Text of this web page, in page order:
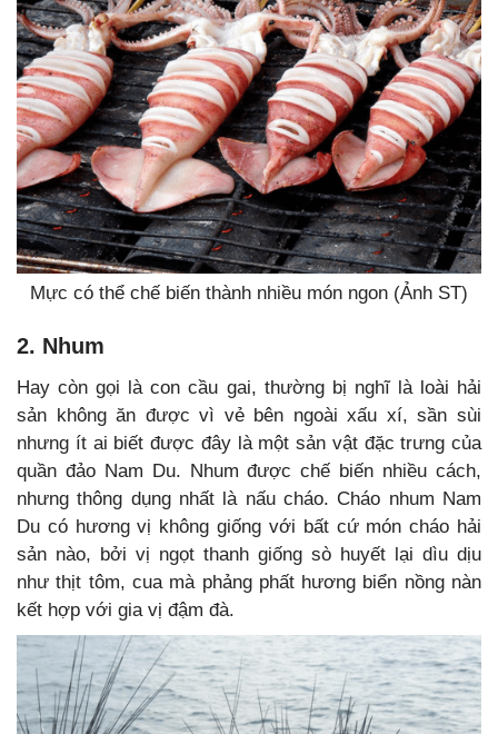
Mực có thể chế biến thành nhiều món ngon (Ảnh ST)
2. Nhum
Hay còn gọi là con cầu gai, thường bị nghĩ là loài hải
sản không ăn được vì vẻ bên ngoài xấu xí, sần sùi
nhưng ít ai biết được đây là một sản vật đặc trưng của
quần đảo Nam Du. Nhum được chế biến nhiều cách,
nhưng thông dụng nhất là nấu cháo. Cháo nhum Nam
Du có hương vị không giống với bất cứ món cháo hải
sản nào, bởi vị ngọt thanh giống sò huyết lại dìu dịu
như thịt tôm, cua mà phảng phất hương biển nồng nàn
kết hợp với gia vị đậm đà.